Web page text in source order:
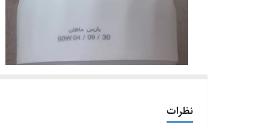
نظرات